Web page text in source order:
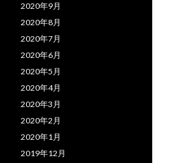
2020年9月
2020年8月
2020年7月
2020年6月
2020年5月
2020年4月
2020年3月
2020年2月
2020年1月
2019年12月